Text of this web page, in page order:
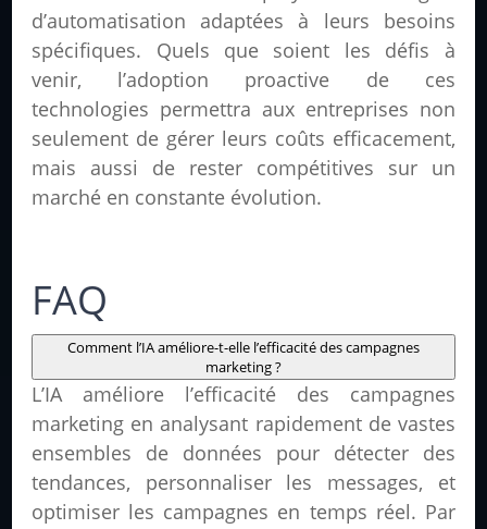
d’automatisation adaptées à leurs besoins
spécifiques. Quels que soient les défis à
venir, l’adoption proactive de ces
technologies permettra aux entreprises non
seulement de gérer leurs coûts efficacement,
mais aussi de rester compétitives sur un
marché en constante évolution.
FAQ
Comment l’IA améliore-t-elle l’efficacité des campagnes
marketing ?
L’IA améliore l’efficacité des campagnes
marketing en analysant rapidement de vastes
ensembles de données pour détecter des
tendances, personnaliser les messages, et
optimiser les campagnes en temps réel. Par